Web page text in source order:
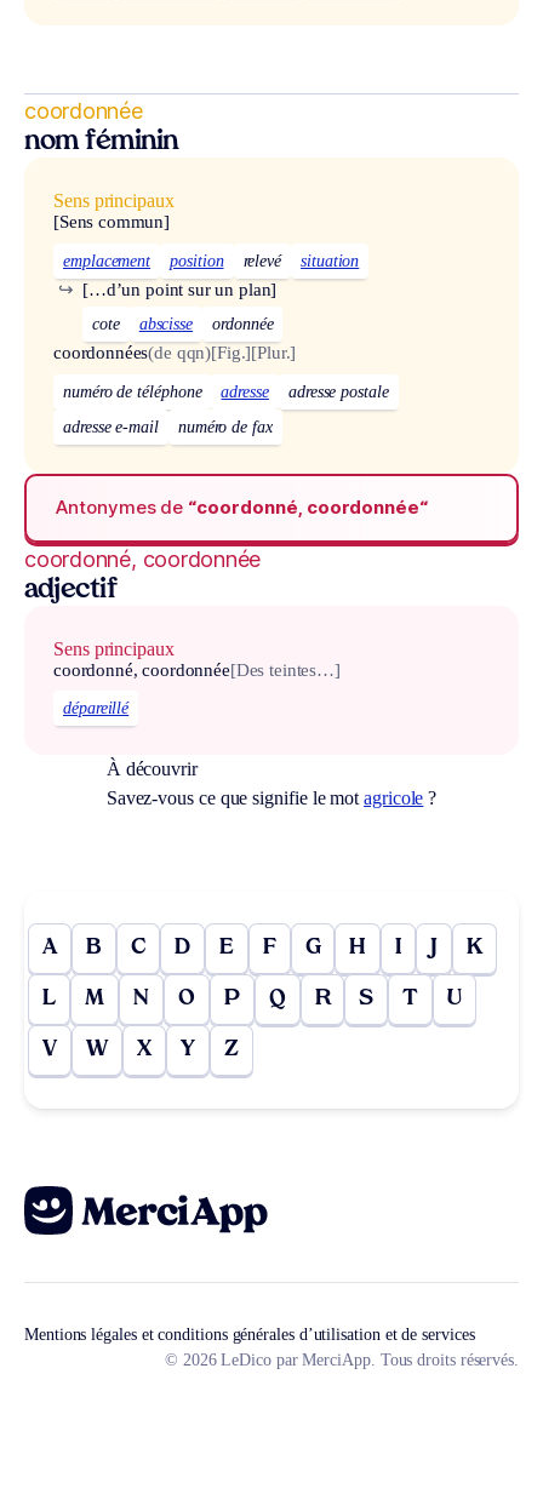
coordonnée
nom féminin
Sens principaux
[Sens commun]
emplacement position relevé situation
[…d’un point sur un plan]
↪
cote abscisse ordonnée
coordonnées(de qqn)[Fig.][Plur.]
numéro de téléphone adresse
adresse postale
adresse e-mail
numéro de fax
Antonymes de “coordonné, coordonnée“
coordonné, coordonnée
adjectif
Sens principaux
coordonné, coordonnée[Des teintes…]
dépareillé
À découvrir
Savez-vous ce que signifie le motagricole ?
A B C D E F G H I J K
L M N O P Q R S T U
V W X Y Z
Mentions légales et conditions générales d’utilisation et de services
© 2026 LeDico par MerciApp. Tous droits réservés.